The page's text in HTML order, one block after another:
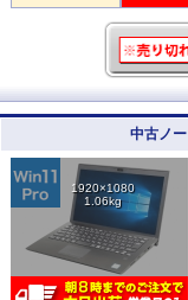
中古ノ
1920×1080
1.06kg